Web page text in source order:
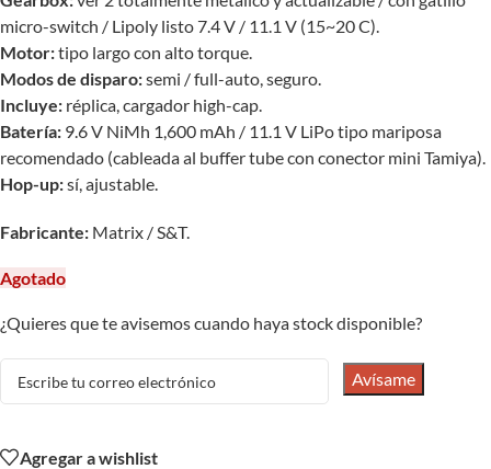
micro-switch / Lipoly listo 7.4 V / 11.1 V (15~20 C).
Motor:tipo largo con alto torque.
Modos de disparo:semi / full-auto, seguro.
Incluye: réplica, cargador high-cap.
Batería: 9.6 V NiMh 1,600 mAh / 11.1 V LiPo tipo mariposa
recomendado (cableada al buffer tube con conector mini Tamiya).
Hop-up:sí, ajustable.
Fabricante: Matrix / S&T.
Agotado
¿Quieres que te avisemos cuando haya stock disponible?
Avísame
Agregar a wishlist